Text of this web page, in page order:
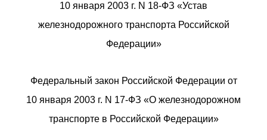
10 января 2003 г. N 18-ФЗ «Устав
железнодорожного транспорта Российской
Федерации»
Федеральный закон Российской Федерации от
10 января 2003 г. N 17-ФЗ «О железнодорожном
транспорте в Российской Федерации»